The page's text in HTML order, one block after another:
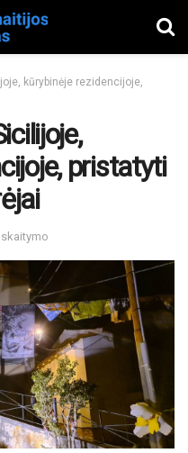
kūrybinėje rezidencijoje,
pristatyti